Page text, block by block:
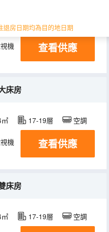
退房日期均為目的地日期
26層 空調
機 冰箱
查看供應
床房
17-19層 空調
機 冰箱
查看供應
床房
17-19層 空調